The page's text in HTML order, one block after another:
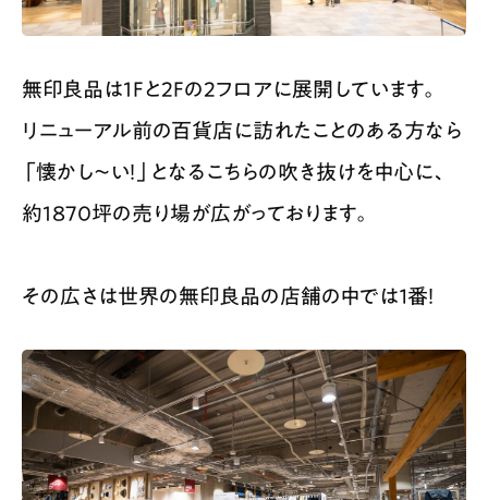
無印良品は1Fと2Fの2フロアに展開しています。
リニューアル前の百貨店に訪れたことのある方なら
「懐かし〜い！」となるこちらの吹き抜けを中心に、
約1870坪の売り場が広がっております。
その広さは世界の無印良品の店舗の中では１番！